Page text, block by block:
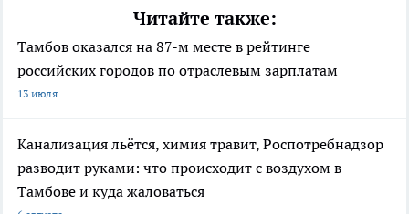
Читайте также:
Тамбов оказался на 87-м месте в рейтинге
российских городов по отраслевым зарплатам
13 июля
Канализация льётся, химия травит, Роспотребнадзор
разводит руками: что происходит с воздухом в
Тамбове и куда жаловаться